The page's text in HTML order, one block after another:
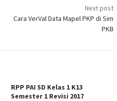
Next post
Cara VerVal Data Mapel PKP di Sim
PKB
RPP PAI SD Kelas 1 K13
Semester 1 Revisi 2017